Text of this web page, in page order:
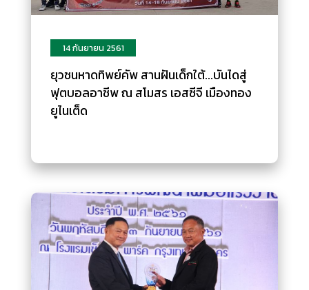
14 กันยายน 2561
ยุวชนหาดทิพย์คัพ สานฝันเด็กใต้...บันไดสู่
ฟุตบอลอาชีพ ณ สโมสร เอสซีจี เมืองทอง
ยูไนเต็ด